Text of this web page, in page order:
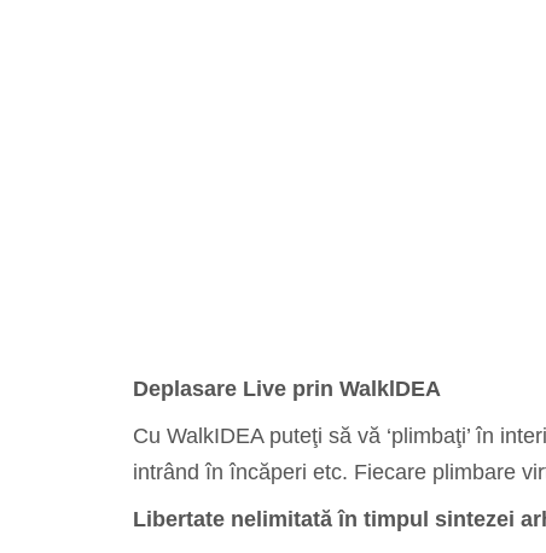
Deplasare Live prin WalklDEA
Cu WalkIDEA puteţi să vă ‘plimbaţi’ în
intrând în încăperi etc. Fiecare plimbare
Libertate nelimitată în timpul sintezei